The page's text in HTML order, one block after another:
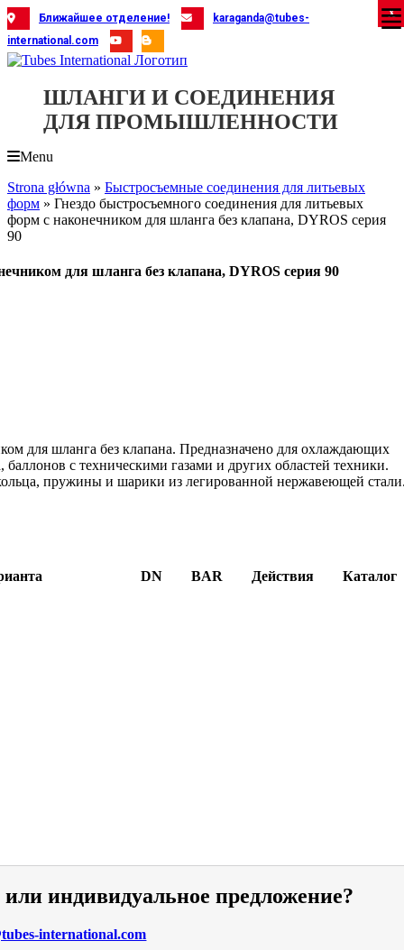
Skip
to
content
Ближайшее отделение!
karaganda@tubes-
international.com
ШЛАНГИ И СОЕДИНЕНИЯ
ДЛЯ ПРОМЫШЛЕННОСТИ
Menu
Strona główna » Быстросъемные соединения для литьевых
форм » Гнездо быстросъемного соединения для литьевых
форм с наконечником для шланга без клапана, DYROS серия
90
для шланга без клапана, DYROS серия 90
для шланга без клапана. Предназначено для охлаждающих
с техническими газами и других областей техники.
пружины и шарики из легированной нержавеющей
DN BAR Действия Каталог
индивидуальное предложение?
international.com
X
X
X
X
X
X
X
X
X
X
X
X
X
X
X
X
X
X
X